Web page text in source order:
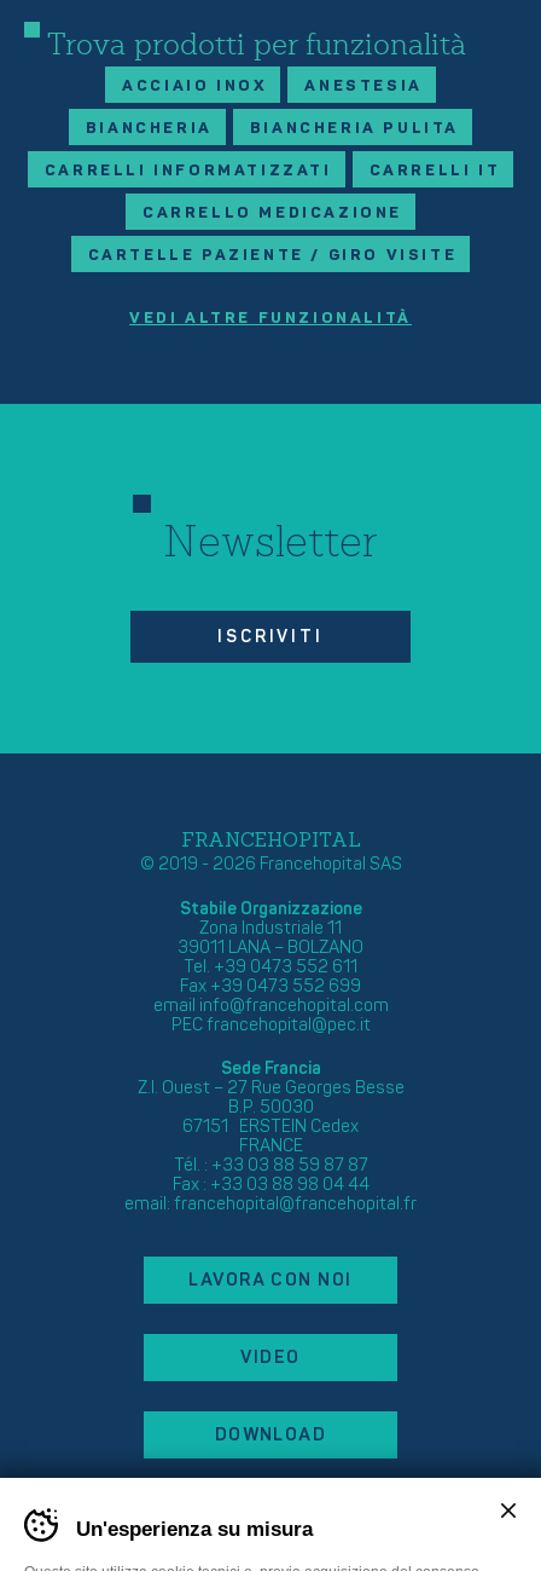
Trova prodotti per funzionalità
ACCIAIO INOX ANESTESIA
BIANCHERIA BIANCHERIA PULITA
CARRELLI INFORMATIZZATI CARRELLI IT
CARRELLO MEDICAZIONE
CARTELLE PAZIENTE / GIRO VISITE
VEDI ALTRE FUNZIONALITÀ
Newsletter
ISCRIVITI
FRANCEHOPITAL
© 2019 - 2026 Francehopital SAS
Stabile Organizzazione
Zona Industriale 11
39011 LANA – BOLZANO
Tel. +39 0473 552 611
Fax +39 0473 552 699
email info@francehopital.com
PECfrancehopital@pec.it
Sede Francia
Z.I. Ouest – 27 Rue Georges Besse
B.P. 50030
67151 ERSTEIN Cedex
FRANCE
Tél. : +33 03 88 59 87 87
Fax : +33 03 88 98 04 44
email: francehopital@francehopital.fr
LAVORA CON NOI
VIDEO
DOWNLOAD
Un'esperienza su misura